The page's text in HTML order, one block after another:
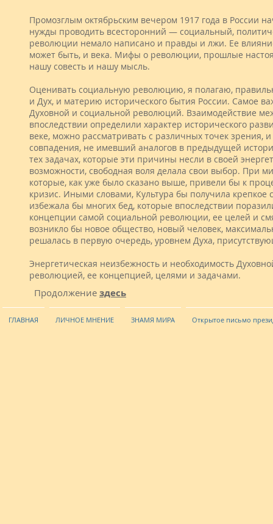
Промозглым октябрьским вечером 1917 года в России
нужды проводить всесторонний — социальный,
революции немало написано и правды и лжи. Ее
может быть, и века. Мифы о революции, прошлые
нашу совесть и нашу мысль.
Оценивать социальную революцию, я полагаю,
и Дух, и материю исторического бытия России. Самое
Духовной и социальной революций. Взаимодействие
впоследствии определили характер исторического
веке, можно рассматривать с различных точек зрения,
совпадения, не имевший аналогов в предыдущей
тех задачах, которые эти причины несли в своей
возможности, свободная воля делала свои выбор. При
которые, как уже было сказано выше, привели бы к
кризис. Иными словами, Культура бы получила
избежала бы многих бед, которые впоследствии
концепции самой социальной революции, ее целей и
возникло бы новое общество, новый человек,
решалась в первую очередь, уровнем Духа,
Энергетическая неизбежность и необходимость
революцией, ее концепцией, целями и задачами.
Продолжение здесь
ГЛАВНАЯ ЛИЧНОЕ МНЕНИЕ ЗНАМЯ МИРА Открытое письмо